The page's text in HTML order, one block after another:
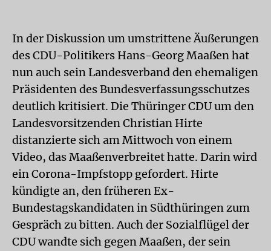
In der Diskussion um umstrittene Äußerungen
des CDU-Politikers Hans-Georg Maaßen hat
nun auch sein Landesverband den ehemaligen
Präsidenten des Bundesverfassungsschutzes
deutlich kritisiert. Die Thüringer CDU um den
Landesvorsitzenden Christian Hirte
distanzierte sich am Mittwoch von einem
Video, das Maaßenverbreitet hatte. Darin wird
ein Corona-Impfstopp gefordert. Hirte
kündigte an, den früheren Ex-
Bundestagskandidaten in Südthüringen zum
Gespräch zu bitten. Auch der Sozialflügel der
CDU wandte sich gegen Maaßen, der sein